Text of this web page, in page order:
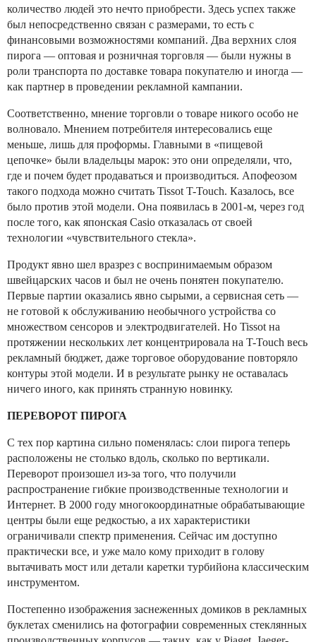
количество людей это нечто приобрести. Здесь успех также
был непосредственно связан с размерами, то есть с
финансовыми возможностями компаний. Два верхних слоя
пирога — оптовая и розничная торговля — были нужны в
роли транспорта по доставке товара покупателю и иногда —
как партнер в проведении рекламной кампании.
Соответственно, мнение торговли о товаре никого особо не
волновало. Мнением потребителя интересовались еще
меньше, лишь для проформы. Главными в «пищевой
цепочке» были владельцы марок: это они определяли, что,
где и почем будет продаваться и производиться. Апофеозом
такого подхода можно считать Tissot T-Touch. Казалось, все
было против этой модели. Она появилась в 2001-м, через год
после того, как японская Casio отказалась от своей
технологии «чувствительного стекла».
Продукт явно шел вразрез с воспринимаемым образом
швейцарских часов и был не очень понятен покупателю.
Первые партии оказались явно сырыми, а сервисная сеть —
не готовой к обслуживанию необычного устройства со
множеством сенсоров и электродвигателей. Но Tissot на
протяжении нескольких лет концентрировала на T-Touch весь
рекламный бюджет, даже торговое оборудование повторяло
контуры этой модели. И в результате рынку не оставалась
ничего иного, как принять странную новинку.
ПЕРЕВОРОТ ПИРОГА
С тех пор картина сильно поменялась: слои пирога теперь
расположены не столько вдоль, сколько по вертикали.
Переворот произошел из-за того, что получили
распространение гибкие производственные технологии и
Интернет. В 2000 году многокоординатные обрабатывающие
центры были еще редкостью, а их характеристики
ограничивали спектр применения. Сейчас им доступно
практически все, и уже мало кому приходит в голову
вытачивать мост или детали каретки турбийона классическим
инструментом.
Постепенно изображения заснеженных домиков в рекламных
буклетах сменились на фотографии современных стеклянных